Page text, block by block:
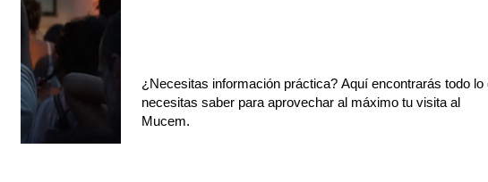
¿Necesitas información práctica? Aquí encontrarás todo lo
necesitas saber para aprovechar al máximo tu visita al
Mucem.